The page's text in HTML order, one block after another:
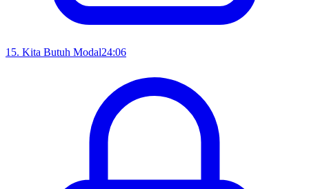
15. Kita Butuh Modal24:06